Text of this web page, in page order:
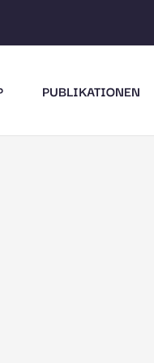
PUBLIKATIONEN